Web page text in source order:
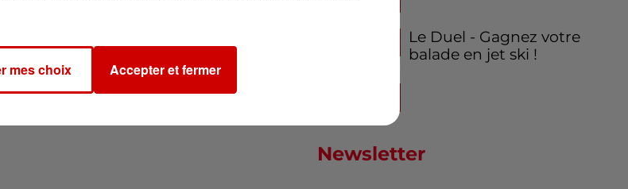
Le Duel - Gagnez votre
balade en jet ski !
Newsletter
mes choix Accepter et fermer